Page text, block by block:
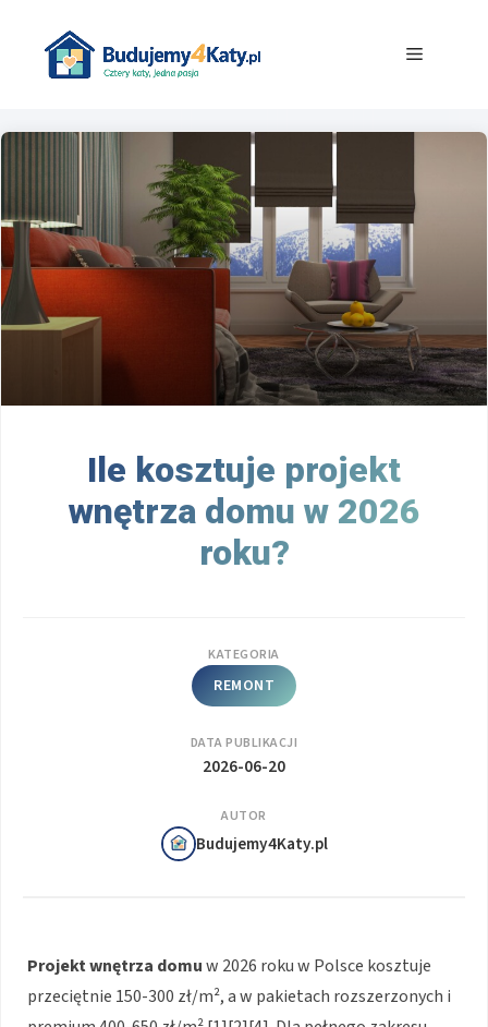
Menu
Ile kosztuje projekt
wnętrza domu w 2026
roku?
KATEGORIA
REMONT
DATA PUBLIKACJI
2026-06-20
AUTOR
Budujemy4Katy.pl
Projekt wnętrza domuw 2026 roku w Polsce kosztuje
przeciętnie 150-300 zł/m², a w pakietach rozszerzonych i